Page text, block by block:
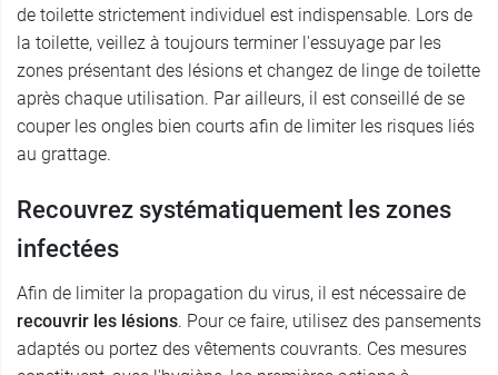
de toilette strictement individuel est indispensable. Lors de
la toilette, veillez à toujours terminer l'essuyage par les
zones présentant des lésions et changez de linge de toilette
après chaque utilisation. Par ailleurs, il est conseillé de se
couper les ongles bien courts afin de limiter les risques liés
au grattage.
Recouvrez systématiquement les zones
infectées
Afin de limiter la propagation du virus, il est nécessaire de
recouvrir les lésions. Pour ce faire, utilisez des pansements
adaptés ou portez des vêtements couvrants. Ces mesures